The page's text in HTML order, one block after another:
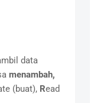
data
menambah,
(buat), Read